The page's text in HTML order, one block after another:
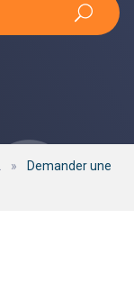
»
Demander une